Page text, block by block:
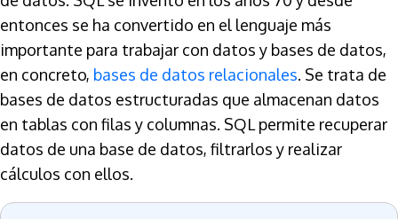
entonces se ha convertido en el lenguaje más
importante para trabajar con datos y bases de datos,
en concreto, bases de datos relacionales. Se trata de
bases de datos estructuradas que almacenan datos
en tablas con filas y columnas. SQL permite recuperar
datos de una base de datos, filtrarlos y realizar
cálculos con ellos.